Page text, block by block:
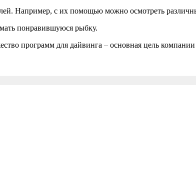
Например, с их помощью можно осмотреть
понравившуюся рыбку.
программ для дайвинга – основная цель